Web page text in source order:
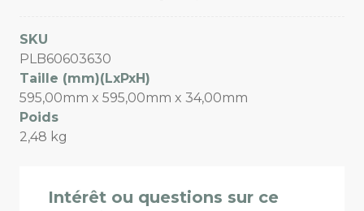
SKU
PLB60603630
Taille (mm)(LxPxH)
595,00mm x 595,00mm x 34,00mm
Poids
2,48 kg
Intérêt ou questions sur ce